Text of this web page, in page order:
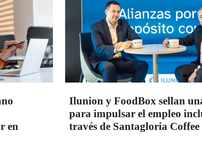
en
Ilunion y FoodBox sellan
para impulsar el empleo
través de Santagloria